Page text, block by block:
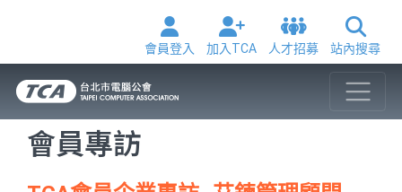
會員登入 加入TCA 人才招募 站內搜尋
會員專訪